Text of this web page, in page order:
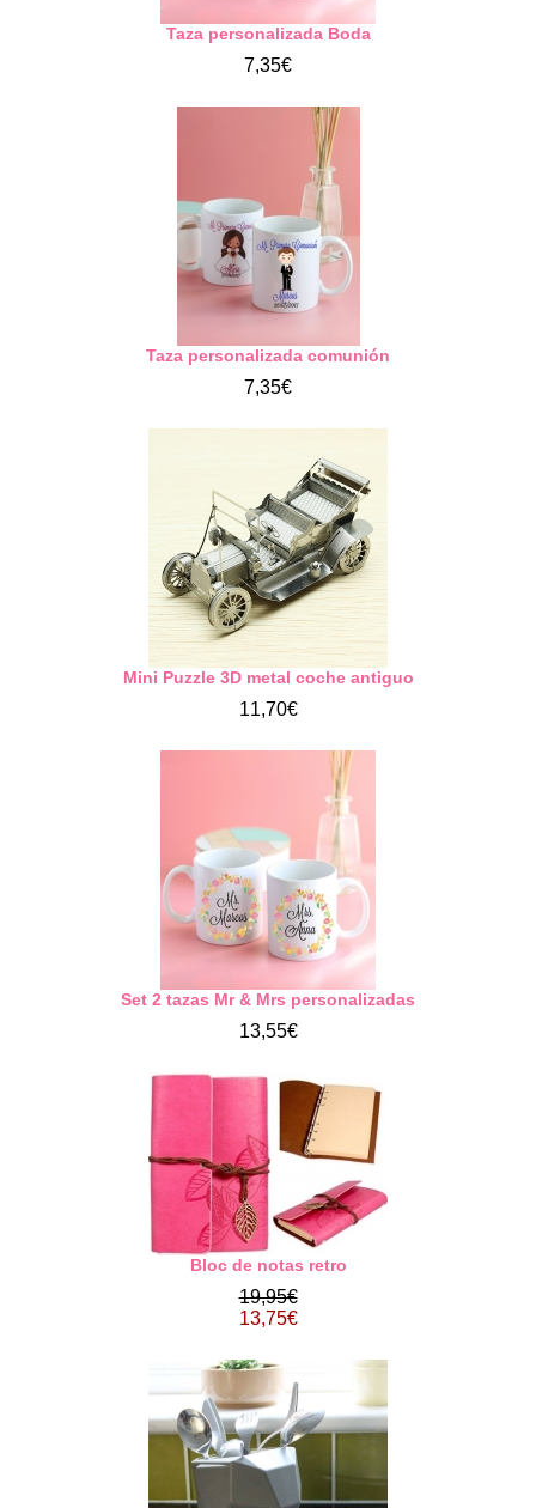
Taza personalizada Boda
7,35€
Taza personalizada comunión
7,35€
Mini Puzzle 3D metal coche antiguo
11,70€
Set 2 tazas Mr & Mrs personalizadas
13,55€
Bloc de notas retro
19,95€
13,75€